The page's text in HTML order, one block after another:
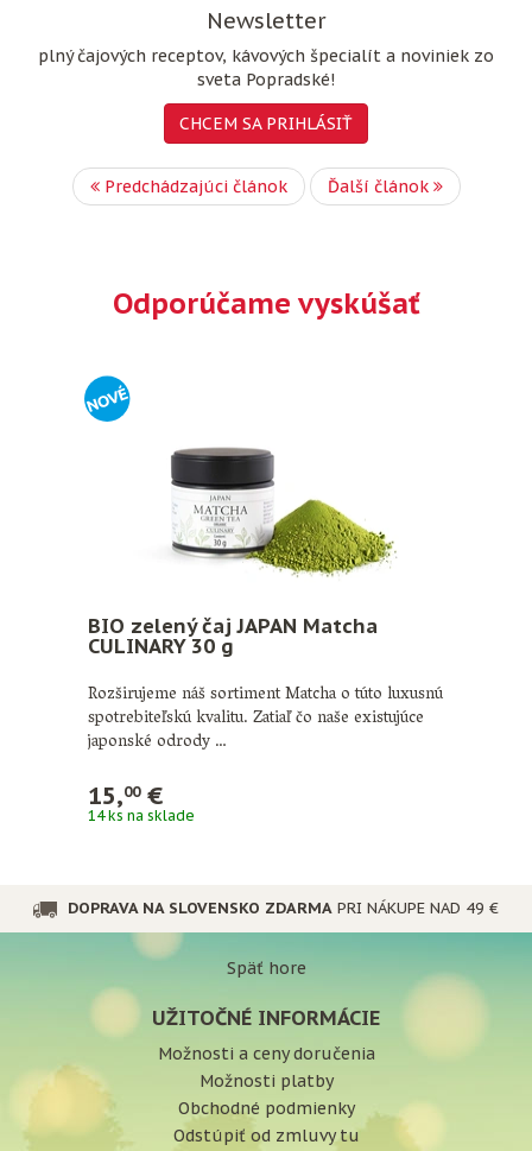
Newsletter
plný čajových receptov, kávových špecialít a noviniek zo
sveta Popradské!
CHCEM SA PRIHLÁSIŤ
Predchádzajúci článok Ďalší článok
Odporúčame vyskúšať
BIO zelený čaj JAPAN Matcha
CULINARY 30 g
Rozširujeme náš sortiment Matcha o túto luxusnú
spotrebiteľskú kvalitu. Zatiaľ čo naše existujúce
japonské odrody …
15,00€
14 ks na sklade
DOPRAVA NA SLOVENSKO ZDARMA PRI NÁKUPE NAD 49 €
Späť hore
UŽITOČNÉ INFORMÁCIE
Možnosti a ceny doručenia
Možnosti platby
Obchodné podmienky
Odstúpiť od zmluvy tu